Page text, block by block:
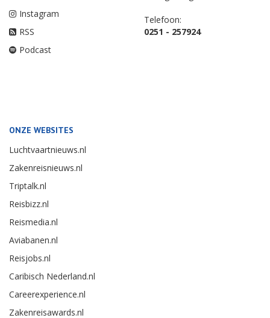
Instagram
RSS
Podcast
Telefoon:
0251 - 257924
ONZE WEBSITES
Luchtvaartnieuws.nl
Zakenreisnieuws.nl
Triptalk.nl
Reisbizz.nl
Reismedia.nl
Aviabanen.nl
Reisjobs.nl
Caribisch Nederland.nl
Careerexperience.nl
Zakenreisawards.nl